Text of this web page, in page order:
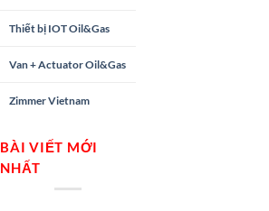
Thiết bị IOT Oil&Gas
Van + Actuator Oil&Gas
Zimmer Vietnam
BÀI VIẾT MỚI
NHẤT